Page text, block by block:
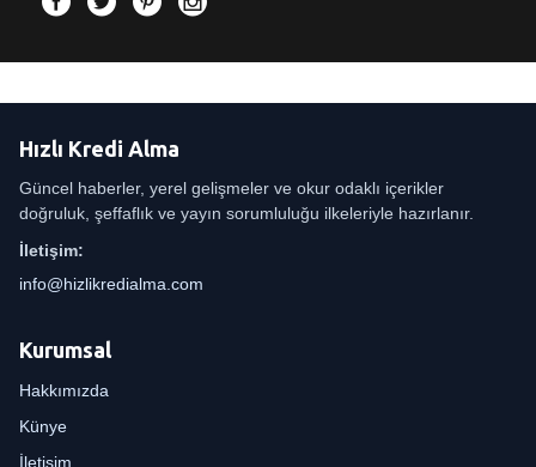
Hızlı Kredi Alma
Güncel haberler, yerel gelişmeler ve okur odaklı içerikler
doğruluk, şeffaflık ve yayın sorumluluğu ilkeleriyle hazırlanır.
İletişim:
info@hizlikredialma.com
Kurumsal
Hakkımızda
Künye
İletişim